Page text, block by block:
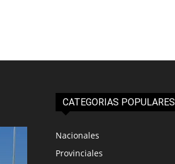
CATEGORIAS POPULARES
Nacionales
Provinciales